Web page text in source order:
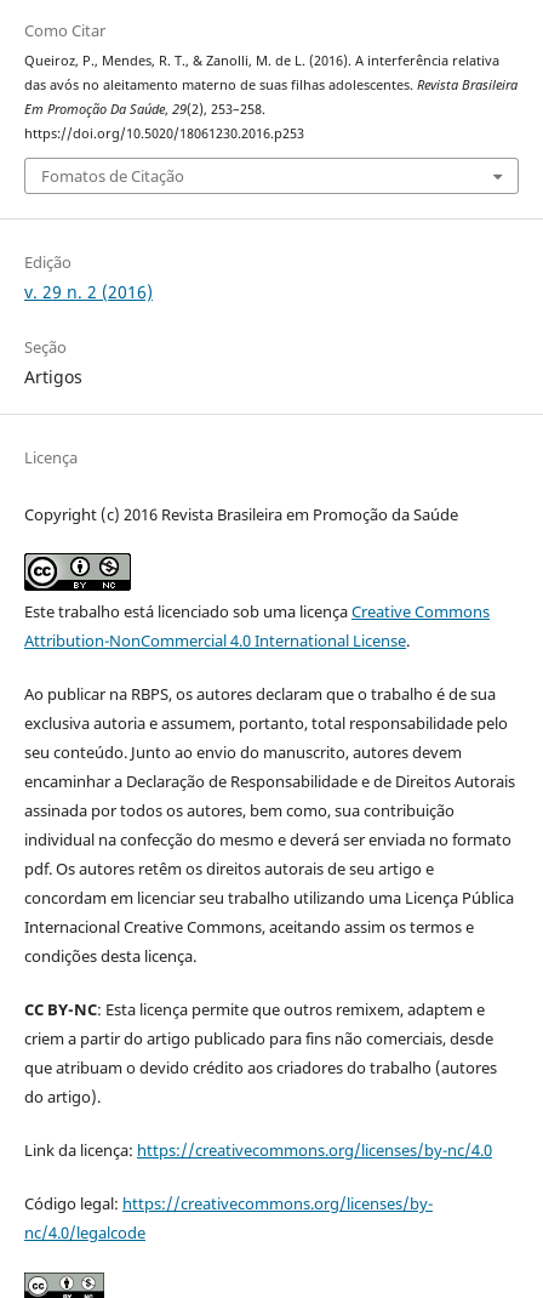
Como Citar
Queiroz, P., Mendes, R. T., & Zanolli, M. de L. (2016). A interferência relativa
das avós no aleitamento materno de suas filhas adolescentes. Revista Brasileira
Em Promoção Da Saúde, 29(2), 253–258.
https://doi.org/10.5020/18061230.2016.p253
Fomatos de Citação
Edição
v. 29 n. 2 (2016)
Seção
Artigos
Licença
Copyright (c) 2016 Revista Brasileira em Promoção da Saúde
Este trabalho está licenciado sob uma licençaCreative Commons
Attribution-NonCommercial 4.0 International License.
Ao publicar na RBPS, os autores declaram que o trabalho é de sua
exclusiva autoria e assumem, portanto, total responsabilidade pelo
seu conteúdo. Junto ao envio do manuscrito, autores devem
encaminhar a Declaração de Responsabilidade e de Direitos Autorais
assinada por todos os autores, bem como, sua contribuição
individual na confecção do mesmo e deverá ser enviada no formato
pdf. Os autores retêm os direitos autorais de seu artigo e
concordam em licenciar seu trabalho utilizando uma Licença Pública
Internacional Creative Commons, aceitando assim os termos e
condições desta licença.
CC BY-NC: Esta licença permite que outros remixem, adaptem e
criem a partir do artigo publicado para fins não comerciais, desde
que atribuam o devido crédito aos criadores do trabalho (autores
do artigo).
Link da licença: https://creativecommons.org/licenses/by-nc/4.0
Código legal: https://creativecommons.org/licenses/by-
nc/4.0/legalcode